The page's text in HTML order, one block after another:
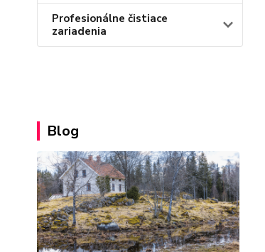
Profesionálne čistiace
zariadenia
Blog